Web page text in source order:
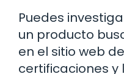
Puedes
un producto
en el sitio web
certificaciones y